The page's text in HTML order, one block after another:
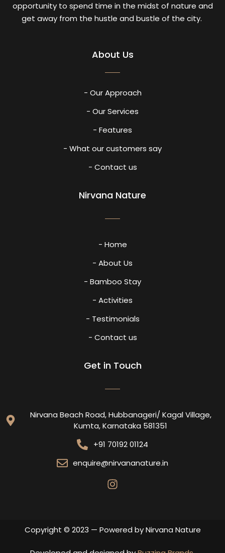
opportunity to spend time in the midst of nature and
get away from the hustle and bustle of the city.
About Us
- Our Approach
- Our Services
- Features
- What our customers say
- Contact us
Nirvana Nature
- Home
- About Us
- Bamboo Stay
- Activities
- Testimonials
- Contact us
Get in Touch
Nirvana Beach Road, Hubbanageri/ Kagal Village,
Kumta, Karnataka 581351
+91 70192 01124
enquire@nirvananature.in
Copyright © 2023 — Powered by Nirvana Nature